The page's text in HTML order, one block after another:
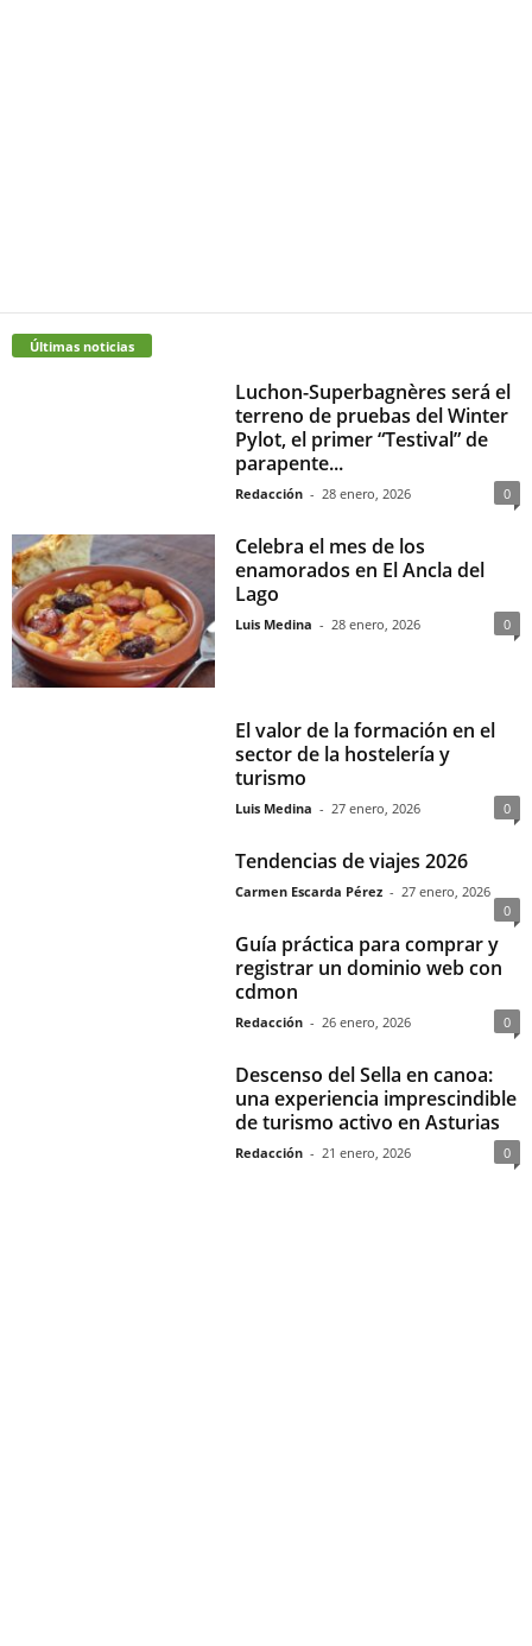
Últimas noticias
Luchon-Superbagnères será el
terreno de pruebas del Winter
Pylot, el primer “Testival” de
parapente...
Redacción - 28 enero, 2026 0
Celebra el mes de los
enamorados en El Ancla del
Lago
Luis Medina - 28 enero, 2026 0
El valor de la formación en el
sector de la hostelería y
turismo
Luis Medina - 27 enero, 2026 0
Tendencias de viajes 2026
Carmen Escarda Pérez - 27 enero, 2026
0
Guía práctica para comprar y
registrar un dominio web con
cdmon
Redacción - 26 enero, 2026 0
Descenso del Sella en canoa:
una experiencia imprescindible
de turismo activo en Asturias
Redacción - 21 enero, 2026 0